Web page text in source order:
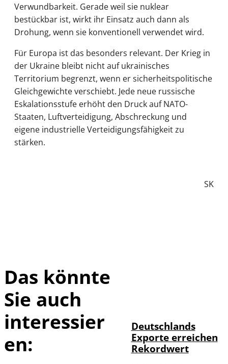
Verwundbarkeit. Gerade weil sie nuklear
bestückbar ist, wirkt ihr Einsatz auch dann als
Drohung, wenn sie konventionell verwendet wird.
Für Europa ist das besonders relevant. Der Krieg in
der Ukraine bleibt nicht auf ukrainisches
Territorium begrenzt, wenn er sicherheitspolitische
Gleichgewichte verschiebt. Jede neue russische
Eskalationsstufe erhöht den Druck auf NATO-
Staaten, Luftverteidigung, Abschreckung und
eigene industrielle Verteidigungsfähigkeit zu
stärken.
SK
Das könnte
Sie auch
interessier
en:
Deutschlands
Exporte erreichen
Rekordwert